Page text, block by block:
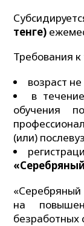
тенге)
Требования
возраст
в
обучения
(или)
«Серебряный
на
безработных